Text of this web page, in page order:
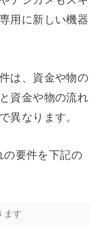
用に新しい機器
は、資金や物の
資金や物の流れ
異なります。
の要件を下記の